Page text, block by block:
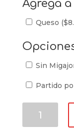
Agrega
Queso ($
Sin
Partido